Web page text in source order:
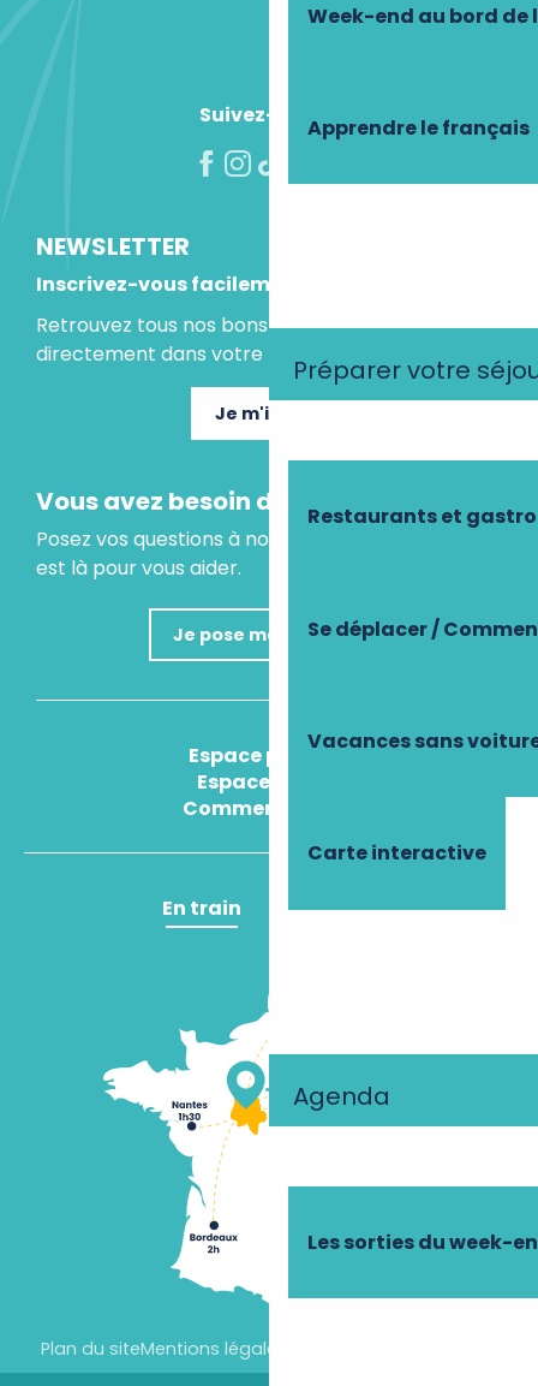
Week-end au bord de
Apprendre le français
Préparer votre
Restaurants et
Se déplacer /
Vacances sans
Carte interactive
Agenda
Les sorties du week-
Suivez-nous !
NEWSLETTER
Inscrivez-vous facilement
Retrouvez tous nos bons plans et idées séjours
directement dans votre boite mail.
Je m'inscris
Vous avez besoin d'un conseil ?
Posez vos questions à notre assistant virtuel, il
est là pour vous aider.
Je pose ma question
Espace presse
Espace pro
Comment venir ?
En train En avion
Plan du siteMentions légales